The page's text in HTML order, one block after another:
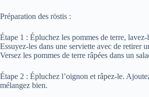
Préparation des röstis :
Étape 1 : Épluchez les pommes de terre, lavez-
Essuyez-les dans une serviette avec de retirer
Versez les pommes de terre râpées dans un
Étape 2 : Épluchez l’oignon et râpez-le.
mélangez bien.